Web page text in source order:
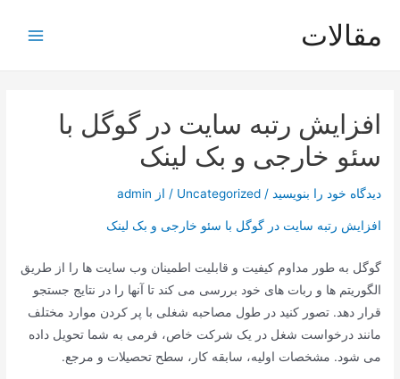
مقالات
افزایش رتبه سایت در گوگل با
سئو خارجی و بک لینک
دیدگاه‌ خود را بنویسید /
Uncategorized / از admin
افزایش رتبه سایت در گوگل با سئو خارجی و بک لینک
گوگل به طور مداوم کیفیت و قابلیت اطمینان وب سایت ها را از طریق
الگوریتم ها و ربات های خود بررسی می کند تا آنها را در نتایج جستجو
قرار دهد. تصور کنید در طول مصاحبه شغلی با پر کردن موارد مختلف
مانند درخواست شغل در یک شرکت خاص، فرمی به شما تحویل داده
می شود. مشخصات اولیه، سابقه کار، سطح تحصیلات و مرجع.